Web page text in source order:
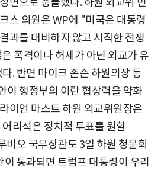
스 의원은 WP에 "미국은 대통령
과를 대비하지 않고 시작한 전쟁
폭격이나 허세가 아닌 외교가 유
. 반면 마이크 존슨 하원의장 등
이 행정부의 이란 협상력을 약화
이언 마스트 하원 외교위원장은
리석은 정치적 투표를 원할
비오 국무장관도 3일 하원 청문회
통과되면 트럼프 대통령이 우리